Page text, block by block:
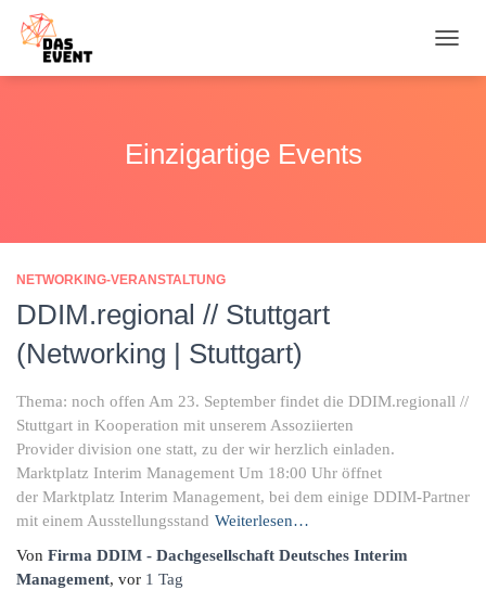
Einzigartige Events
NETWORKING-VERANSTALTUNG
DDIM.regional // Stuttgart
(Networking | Stuttgart)
Thema: noch offen Am 23. September findet die DDIM.regionall //
Stuttgart in Kooperation mit unserem Assoziierten
Provider division one statt, zu der wir herzlich einladen.
Marktplatz Interim Management Um 18:00 Uhr öffnet
der Marktplatz Interim Management, bei dem einige DDIM-Partner
mit einem Ausstellungsstand Weiterlesen…
Von Firma DDIM - Dachgesellschaft Deutsches Interim
Management, vor 1 Tag